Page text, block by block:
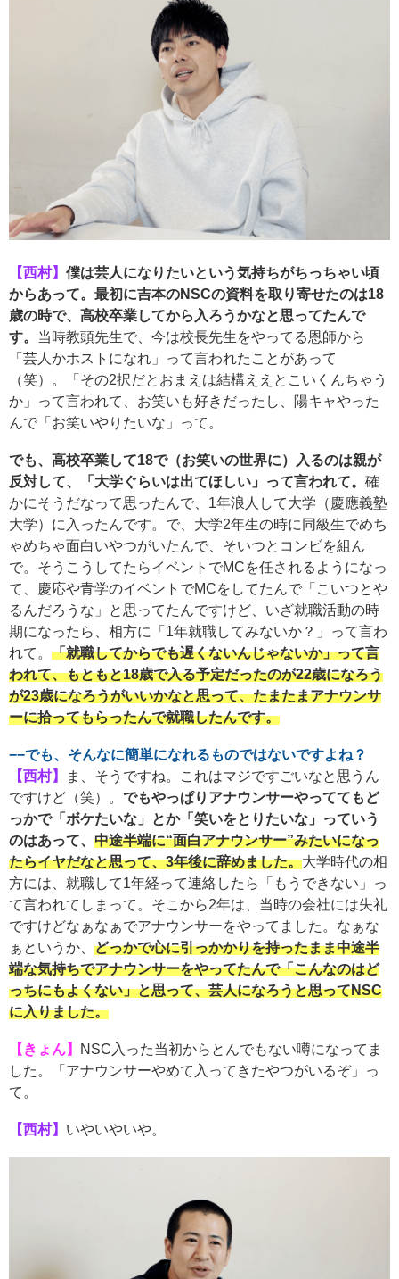
【西村】 僕は芸人になりたいという気持ちがちっちゃい頃
からあって。最初に吉本のNSCの資料を取り寄せたのは18
歳の時で、高校卒業してから入ろうかなと思ってたんで
す。 当時教頭先生で、今は校長先生をやってる恩師から
「芸人かホストになれ」って言われたことがあって
（笑）。「その2択だとおまえは結構ええとこいくんちゃう
か」って言われて、お笑いも好きだったし、陽キャやった
んで「お笑いやりたいな」って。
でも、高校卒業して18で（お笑いの世界に）入るのは親が
反対して、「大学ぐらいは出てほしい」って言われて。 確
かにそうだなって思ったんで、1年浪人して大学（慶應義塾
大学）に入ったんです。で、大学2年生の時に同級生でめち
ゃめちゃ面白いやつがいたんで、そいつとコンビを組ん
で。そうこうしてたらイベントでMCを任されるようになっ
て、慶応や青学のイベントでMCをしてたんで「こいつとや
るんだろうな」と思ってたんですけど、いざ就職活動の時
期になったら、相方に「1年就職してみないか？」って言わ
れて。 「就職してからでも遅くないんじゃないか」って言
われて、もともと18歳で入る予定だったのが22歳になろう
が23歳になろうがいいかなと思って、たまたまアナウンサ
ーに拾ってもらったんで就職したんです。
−−でも、そんなに簡単になれるものではないですよね？
【西村】
ま、そうですね。これはマジですごいなと思うん
ですけど（笑）。 でもやっぱりアナウンサーやっててもど
っかで「ボケたいな」とか「笑いをとりたいな」っていう
のはあって、 中途半端に“面白アナウンサー”みたいになっ
たらイヤだなと思って、3年後に辞めました。大学時代の相
方には、就職して1年経って連絡したら「もうできない」っ
て言われてしまって。そこから2年は、当時の会社には失礼
ですけどなぁなぁでアナウンサーをやってました。なぁな
ぁというか、 どっかで心に引っかかりを持ったまま中途半
端な気持ちでアナウンサーをやってたんで「こんなのはど
っちにもよくない」と思って、芸人になろうと思ってNSC
に入りました。
【きょん】
NSC入った当初からとんでもない噂になってま
した。「アナウンサーやめて入ってきたやつがいるぞ」っ
て。
【西村】 いやいやいや。